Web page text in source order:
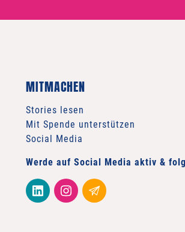
MITMACHEN
Stories lesen
Mit Spende unterstützen
Social Media
Werde auf Social Media aktiv &